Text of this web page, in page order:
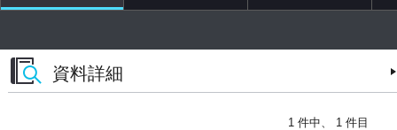
資料詳細
1 件中、 1 件目